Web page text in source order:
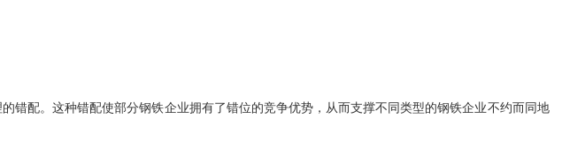
配。这种错配使部分钢铁企业拥有了错位的竞争优势，从而支撑不同类型的钢铁企业不约而同地